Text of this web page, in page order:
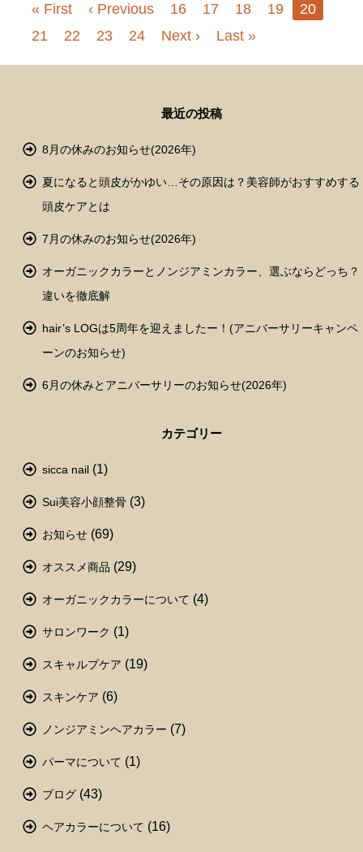
« First ‹ Previous 16 17 18 19
20
21
22 23 24 Next › Last »
最近の投稿
8月の休みのお知らせ(2026年)
夏になると頭皮がかゆい…その原因は？美容師がおすすめする
頭皮ケアとは
7月の休みのお知らせ(2026年)
オーガニックカラーとノンジアミンカラー、選ぶならどっち？
違いを徹底解
hair’s LOGは5周年を迎えましたー！(アニバーサリーキャンペ
ーンのお知らせ)
6月の休みとアニバーサリーのお知らせ(2026年)
カテゴリー
sicca nail (1)
Sui美容小顔整骨 (3)
お知らせ (69)
オススメ商品 (29)
オーガニックカラーについて (4)
サロンワーク (1)
スキャルプケア (19)
スキンケア (6)
ノンジアミンヘアカラー (7)
パーマについて (1)
ブログ (43)
ヘアカラーについて (16)